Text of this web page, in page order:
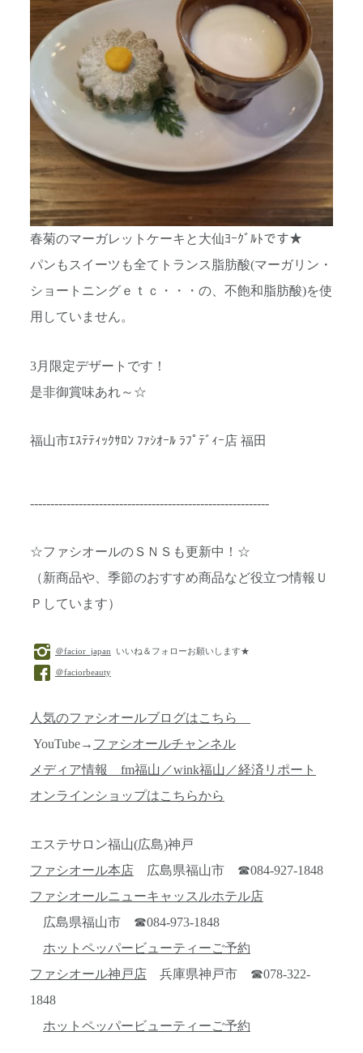
春菊のマーガレットケーキと大仙ﾖｰｸﾞﾙﾄです★
パンもスイーツも全てトランス脂肪酸(マーガリン・
ショートニングｅｔｃ・・・の、不飽和脂肪酸)を使
用していません。
3月限定デザートです！
是非御賞味あれ～☆
福山市ｴｽﾃﾃｨｯｸｻﾛﾝ ﾌｧｼｵｰﾙ ﾗﾌﾟﾃﾞｨｰ店 福田
-----------------------------------------------------------
☆ファシオールのＳＮＳも更新中！☆
（新商品や、季節のおすすめ商品など役立つ情報Ｕ
Ｐしています）
＠facior_japan いいね＆フォローお願いします★
＠faciorbeauty
人気のファシオールブログはこちら
YouTube→ ファシオールチャンネル
メディア情報 fm福山／wink福山／経済リポート
オンラインショップはこちらから
エステサロン福山(広島)神戸
ファシオール本店 広島県福山市 ☎084-927-1848
ファシオールニューキャッスルホテル店
広島県福山市 ☎084-973-1848
ホットペッパービューティーご予約
ファシオール神戸店 兵庫県神戸市 ☎078-322-
1848
ホットペッパービューティーご予約